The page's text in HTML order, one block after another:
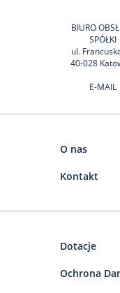
BIURO
SPÓŁKI
ul.
40-028
E-MAIL
O nas
Kontakt
Dotacje
Ochrona